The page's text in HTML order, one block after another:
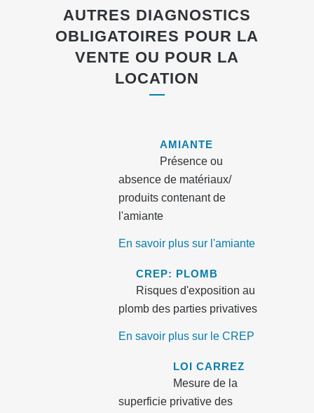
AUTRES DIAGNOSTICS
OBLIGATOIRES POUR LA
VENTE OU POUR LA
LOCATION
AMIANTE
Présence ou
absence de matériaux/
produits contenant de
l'amiante
En savoir plus sur l'amiante
CREP: PLOMB
Risques d'exposition au
plomb des parties privatives
En savoir plus sur le CREP
LOI CARREZ
Mesure de la
superficie privative des